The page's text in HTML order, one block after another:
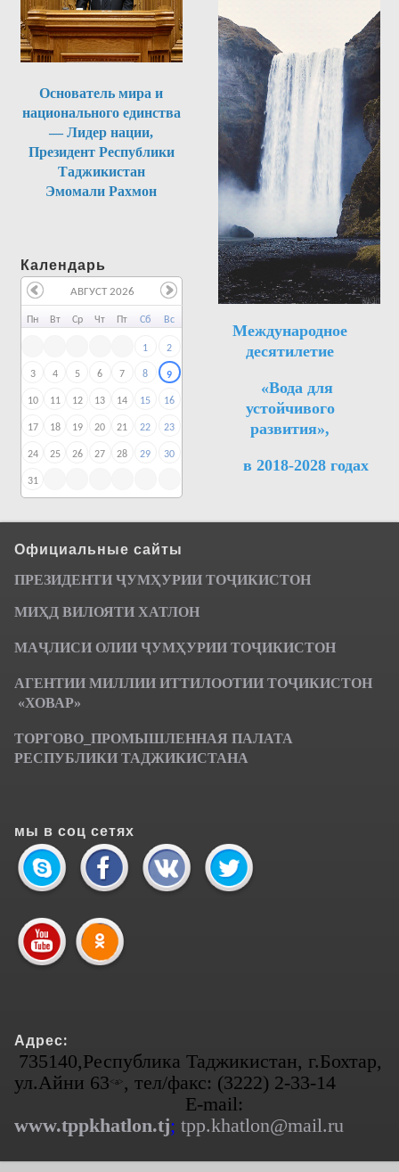
Основатель мира и
национального единства
— Лидер нации,
Президент Республики
Таджикистан
Эмомали Рахмон
Календарь
Пн Вт Ср Чт Пт Сб Вс
1 2
3 4 5 6 7 8 9
10 11 12 13 14 15 16
17 18 19 20 21 22 23
24 25 26 27 28 29 30
31
АВГУСТ 2026
Международное
десятилетие
«Вода для
устойчивого
развития»,
в 2018-2028 годах
Официальные сайты
ПРЕЗИДЕНТИ ҶУМҲУРИИ ТОҶИКИСТОН
МИҲД ВИЛОЯТИ ХАТЛОН
МАҶЛИСИ ОЛИИ ҶУМҲУРИИ ТОҶИКИСТОН
АГЕНТИИ МИЛЛИИ ИТТИЛООТИИ ТОҶИКИСТОН
«ХОВАР»
ТОРГОВО_ПРОМЫШЛЕННАЯ ПАЛАТА
РЕСПУБЛИКИ ТАДЖИКИСТАНА
мы в соц сетях
Адрес:
735140,Республика Таджикистан, г.Бохтар,
ул.Айни 63<а>, тел/факс: (3222) 2-33-14
E-mail:
www.tppkhatlon.tj; tpp.khatlon@mail.ru